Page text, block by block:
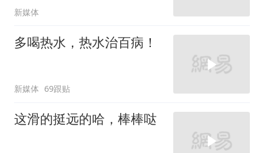
新媒体
多喝热水，热水治百病！
新媒体 69跟贴
这滑的挺远的哈，棒棒哒